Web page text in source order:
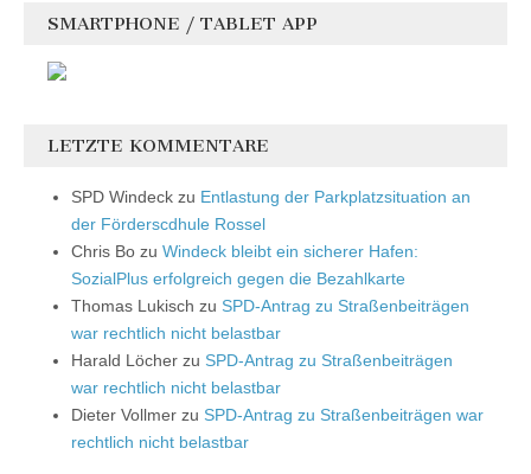
SMARTPHONE / TABLET APP
LETZTE KOMMENTARE
SPD Windeck zu Entlastung der Parkplatzsituation an
der Förderscdhule Rossel
Chris Bo zu Windeck bleibt ein sicherer Hafen:
SozialPlus erfolgreich gegen die Bezahlkarte
Thomas Lukisch zu SPD-Antrag zu Straßenbeiträgen
war rechtlich nicht belastbar
Harald Löcher zu SPD-Antrag zu Straßenbeiträgen
war rechtlich nicht belastbar
Dieter Vollmer zu SPD-Antrag zu Straßenbeiträgen war
rechtlich nicht belastbar